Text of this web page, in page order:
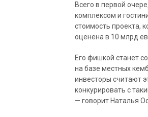
Всего в первой
комплексом и
стоимость проекта,
оценена в 10 млрд
Его фишкой станет
на базе местных
инвесторы считают
конкурировать с
— говорит Наталья